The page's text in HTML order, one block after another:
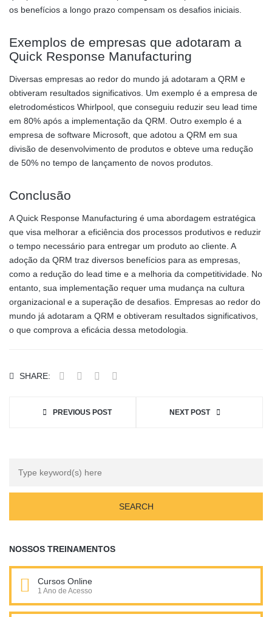
os benefícios a longo prazo compensam os desafios iniciais.
Exemplos de empresas que adotaram a
Quick Response Manufacturing
Diversas empresas ao redor do mundo já adotaram a QRM e
obtiveram resultados significativos. Um exemplo é a empresa de
eletrodomésticos Whirlpool, que conseguiu reduzir seu lead time
em 80% após a implementação da QRM. Outro exemplo é a
empresa de software Microsoft, que adotou a QRM em sua
divisão de desenvolvimento de produtos e obteve uma redução
de 50% no tempo de lançamento de novos produtos.
Conclusão
A Quick Response Manufacturing é uma abordagem estratégica
que visa melhorar a eficiência dos processos produtivos e reduzir
o tempo necessário para entregar um produto ao cliente. A
adoção da QRM traz diversos benefícios para as empresas,
como a redução do lead time e a melhoria da competitividade. No
entanto, sua implementação requer uma mudança na cultura
organizacional e a superação de desafios. Empresas ao redor do
mundo já adotaram a QRM e obtiveram resultados significativos,
o que comprova a eficácia dessa metodologia.
SHARE:
PREVIOUS POST NEXT POST
NOSSOS TREINAMENTOS
Cursos Online
1 Ano de Acesso